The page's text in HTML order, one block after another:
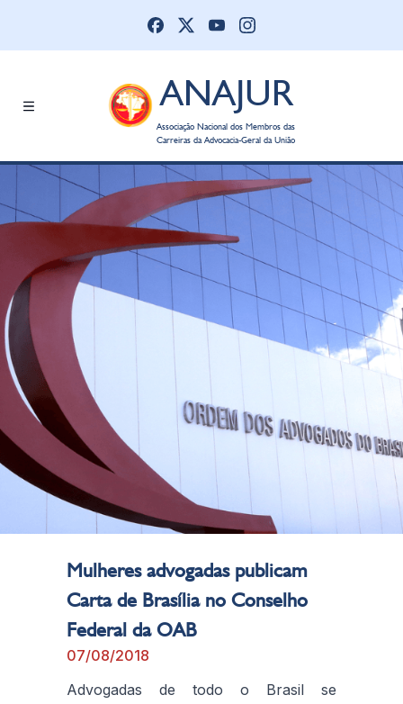
ANAJUR
Associação Nacional dos Membros das
Carreiras da Advocacia-Geral da União
Mulheres advogadas publicam
Carta de Brasília no Conselho
Federal da OAB
07/08/2018
Advogadas de todo o Brasil se